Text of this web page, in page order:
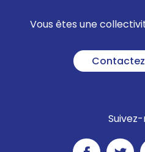
Vous êtes une